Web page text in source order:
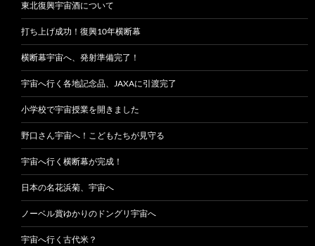
東北復興宇宙酒について
打ち上げ成功！復興10年横断幕
横断幕宇宙へ、発射準備完了！
宇宙へ行く各地記念品、JAXAに引渡完了
小学校で宇宙授業を開きました
野口さん宇宙へ！こどもたちが見守る
宇宙へ行く横断幕が完成！
日本の名花浜菊、宇宙へ
ノーベル賞ゆかりのドングリ宇宙へ
宇宙へ行く古代米？